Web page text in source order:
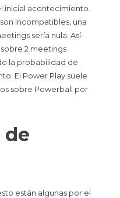
inicial acontecimiento.
incompatibles, una
serí­a nula. Así­
2 meetings
la probabilidad de
El Power Play suele
sobre Powerball por
de
están algunas por el